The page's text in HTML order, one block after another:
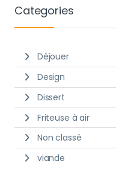
Categories
Déjouer
Design
Dissert
Friteuse à air
Non classé
viande